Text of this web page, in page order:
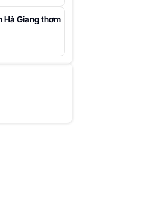
Hà Giang thơm